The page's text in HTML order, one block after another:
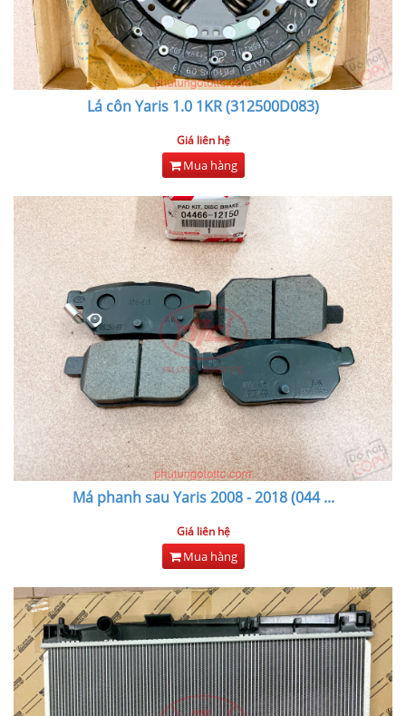
Lá côn Yaris 1.0 1KR (312500D083)
Giá liên hệ
Mua hàng
Má phanh sau Yaris 2008 - 2018 (044...
Giá liên hệ
Mua hàng